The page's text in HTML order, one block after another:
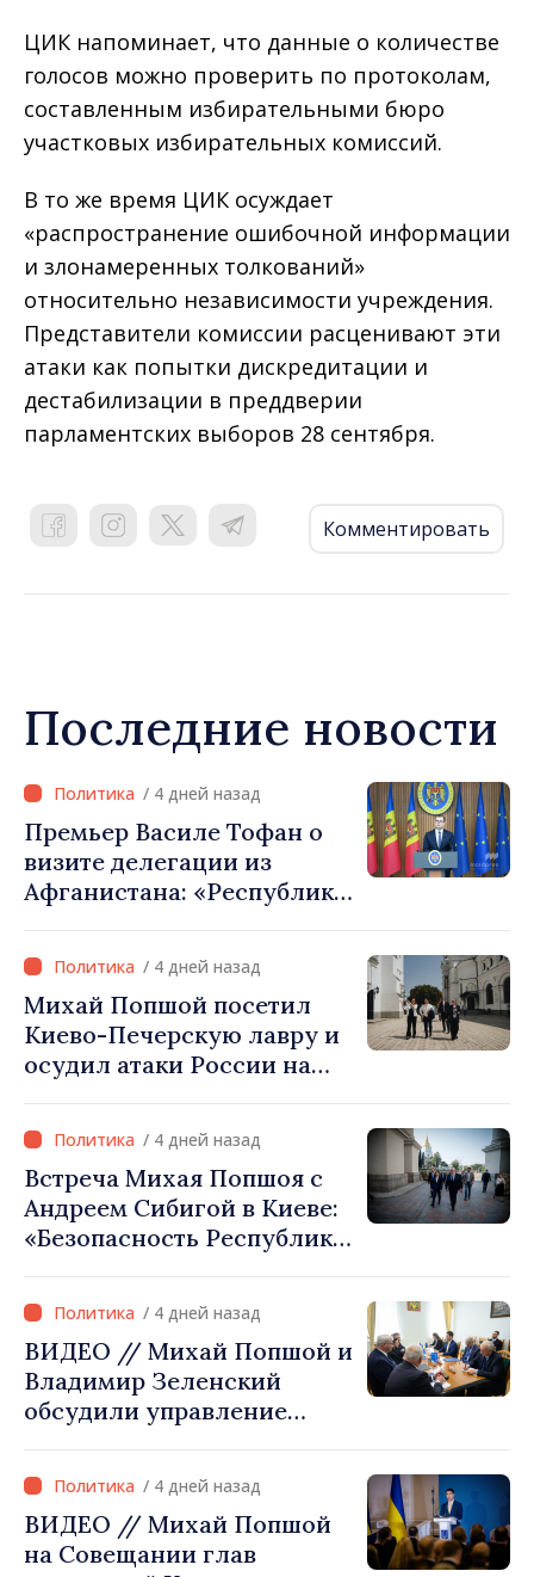
ЦИК напоминает, что данные о количестве
голосов можно проверить по протоколам,
составленным избирательными бюро
участковых избирательных комиссий.
В то же время ЦИК осуждает
«распространение ошибочной информации
и злонамеренных толкований»
относительно независимости учреждения.
Представители комиссии расценивают эти
атаки как попытки дискредитации и
дестабилизации в преддверии
парламентских выборов 28 сентября.
Комментировать
Последние новости
/ 4 дней назад
Премьер Василе Тофан о
визите делегации из
Афганистана: «Республика
власть талибов. Одобрение
этого визита было ошибкой
в оценке и
межведомственной
координации»
/ 4 дней назад
Михай Попшой посетил
Киево-Печерскую лавру и
осудил атаки России на
Украины
/ 4 дней назад
Встреча Михая Попшоя с
Андреем Сибигой в Киеве:
«Безопасность Республики
безопасностью Украины»
/ 4 дней назад
ВИДЕО // Михай Попшой и
Владимир Зеленский
обсудили управление
ситуацией в бассейне реки
Днестр и совместные
проекты в сфере
инфраструктуры и
/ 4 дней назад
ВИДЕО // Михай Попшой
на Совещании глав